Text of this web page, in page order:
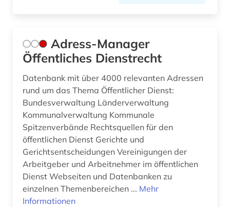
bücher (1)
bürgerkrieg (1)
bürgerkrieg libanon (1)
bürgerrechtsbewegung (9)
bürgerschaft (1)
carl de (1)
carl friedrich von (1)
casa de las américas (1)
Adress-Manager
Öffentliches Dienstrecht
Datenbank mit über 4000 relevanten Adressen
rund um das Thema Öffentlicher Dienst:
Bundesverwaltung Länderverwaltung
Kommunalverwaltung Kommunale
Spitzenverbände Rechtsquellen für den
öffentlichen Dienst Gerichte und
Gerichtsentscheidungen Vereinigungen der
Arbeitgeber und Arbeitnehmer im öffentlichen
Dienst Webseiten und Datenbanken zu
einzelnen Themenbereichen ... Mehr
Informationen